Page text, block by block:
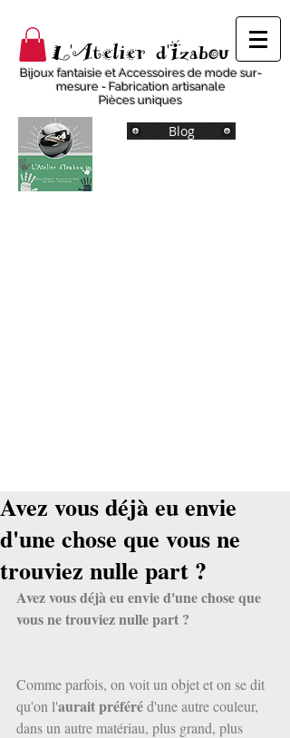
L'Atelier d'Izabou
Bijoux fantaisie et Accessoires de mode sur-
mesure - Fabrication artisanale
Pièces uniques
Blog
Avez vous déjà eu envie
d'une chose que vous ne
trouviez nulle part ?
Avez vous déjà eu envie d'une chose que
vous ne trouviez nulle part ?
Comme parfois, on voit un objet et on se dit
qu'on l'aurait préféré d'une autre couleur,
dans un autre matériau, plus grand, plus